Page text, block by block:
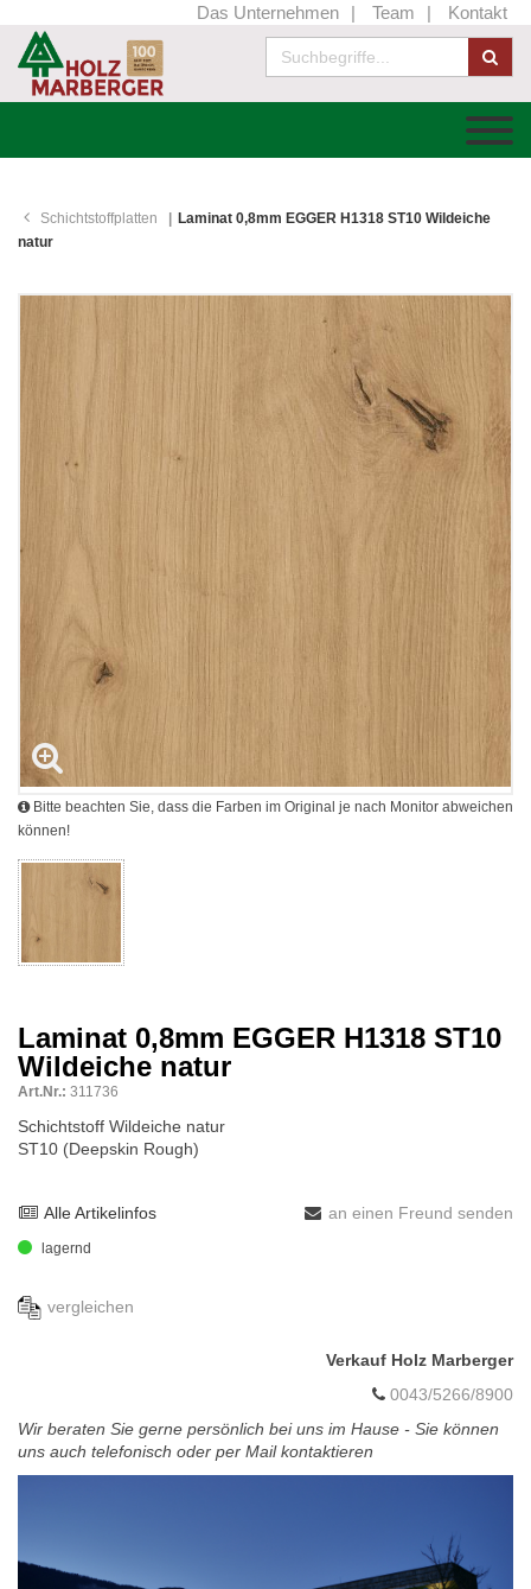
Das Unternehmen Team Kontakt
Schichtstoffplatten
Laminat 0,8mm EGGER H1318 ST10 Wildeiche
natur
Bitte beachten Sie, dass die Farben im Original je nach Monitor abweichen
können!
Laminat 0,8mm EGGER H1318 ST10
Wildeiche natur
Art.Nr.: 311736
Schichtstoff Wildeiche natur
ST10 (Deepskin Rough)
Alle Artikelinfos an einen Freund senden
lagernd
vergleichen
Verkauf Holz Marberger
0043/5266/8900
Wir beraten Sie gerne persönlich bei uns im Hause - Sie können
uns auch telefonisch oder per Mail kontaktieren